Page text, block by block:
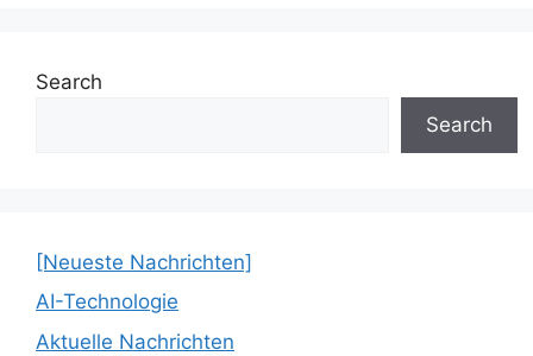
Search
Search
[Neueste Nachrichten]
AI-Technologie
Aktuelle Nachrichten